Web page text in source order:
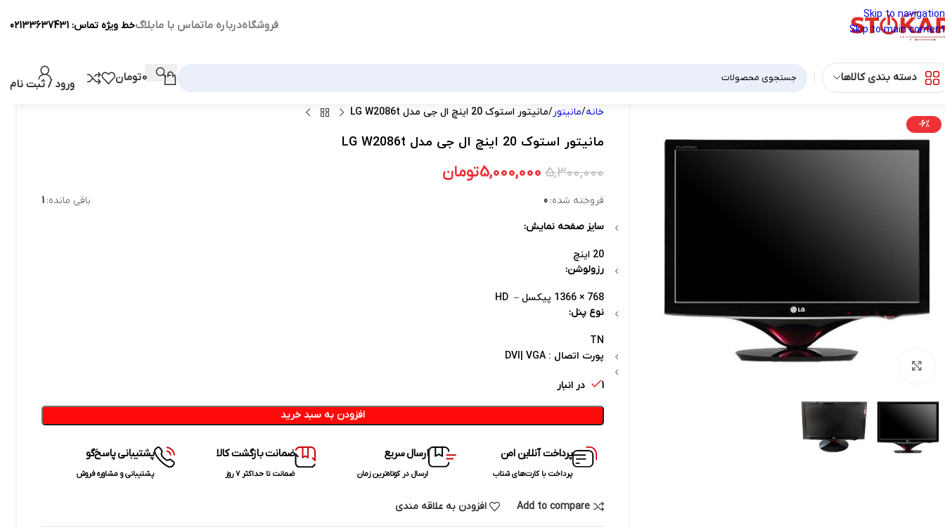
Skip to navigation
Skip to main content
فروشگاهدرباره ماتماس با مابلاگخط ویژه تماس: 02133637431
دسته بندی کالاها 0تومان ورود / ثبت نام
-6%
خانه مانیتور مانیتور استوک 20 اینچ ال جی مدل LG W2086t
مانیتور استوک 20 اینچ ال جی مدل LG W2086t
5,300,000
5,000,000تومان
فروخته شده: 0 باقی مانده: 1
سایز صفحه نمایش:
20 اینچ
رزولوشن:
768 × 1366 پیکسل – HD
نوع پنل:
TN
پورت اتصال :
1 در انبار
افزودن به سبد خرید
پرداخت آنلاین امن
پرداخت با کارت‌های شتاب
ارسال سریع
ارسال در کوتاه‌ترین زمان
ضمانت بازگشت کالا
ضمانت تا حداکثر ۷ روز
پشتیبانی پاسخ‌گو
پشتیبانی و مشاوره فروش
Add to compare افزودن به علاقه مندی